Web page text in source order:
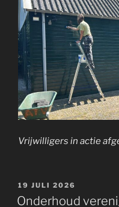
Vrijwilligers in actie
GEPLAATST
OP
19 JULI 2026
Onderhoud